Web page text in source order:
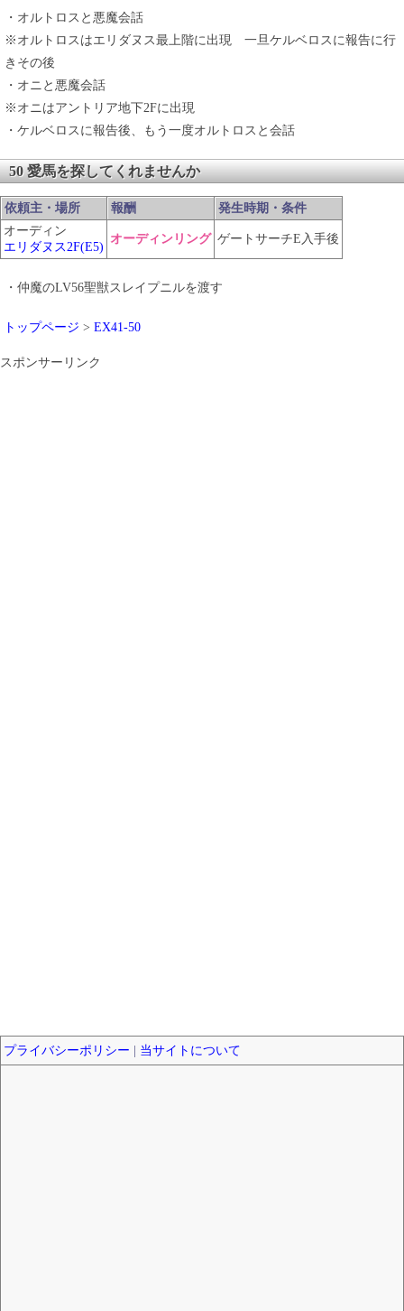
・オルトロスと悪魔会話
※オルトロスはエリダヌス最上階に出現 一旦ケルベロスに報告に行
きその後
・オニと悪魔会話
※オニはアントリア地下2Fに出現
・ケルベロスに報告後、もう一度オルトロスと会話
50 愛馬を探してくれませんか
依頼主・場所 報酬
発生時期・条件
オーディン
エリダヌス2F(E5)
オーディンリング ゲートサーチE入手後
・仲魔のLV56聖獣スレイプニルを渡す
トップページ > EX41-50
スポンサーリンク
プライバシーポリシー 当サイトについて